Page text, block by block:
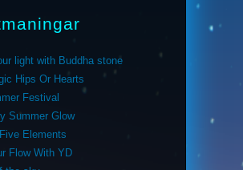
light with Buddha stone
Hips Or Hearts
Festival
Summer Glow
Elements
Flow With YD